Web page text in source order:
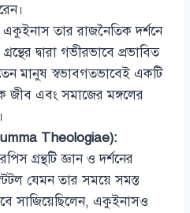
একুইনাস তার রাজনৈতিক দর্শনে
দ্বারা গভীরভাবে প্রভাবিত
মানুষ স্বভাবগতভাবেই একটি
জীব এবং সমাজের মঙ্গলের
Theologiae):
গ্রন্থটি জ্ঞান ও দর্শনের
যেমন তার সময়ে সমস্ত
সাজিয়েছিলেন, একুইনাসও